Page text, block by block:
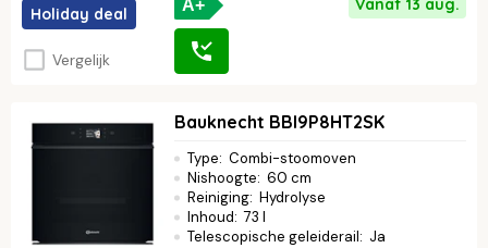
Holiday deal
Vergelijk
A+ Vanaf 13 aug.
Bauknecht BBI9P8HT2SK
Type: Combi-stoomoven
Nishoogte: 60 cm
Reiniging: Hydrolyse
Inhoud: 73 l
Telescopische geleiderail: Ja